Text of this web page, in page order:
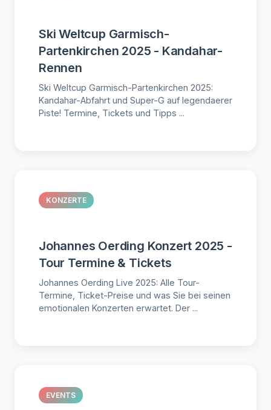
Ski Weltcup Garmisch-
Partenkirchen 2025 - Kandahar-
Rennen
Ski Weltcup Garmisch-Partenkirchen 2025:
Kandahar-Abfahrt und Super-G auf legendaerer
Piste! Termine, Tickets und Tipps ...
KONZERTE
Johannes Oerding Konzert 2025 -
Tour Termine & Tickets
Johannes Oerding Live 2025: Alle Tour-
Termine, Ticket-Preise und was Sie bei seinen
emotionalen Konzerten erwartet. Der ...
EVENTS